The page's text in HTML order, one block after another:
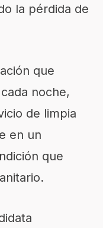
la pérdida de
que
noche,
de limpia
en un
que